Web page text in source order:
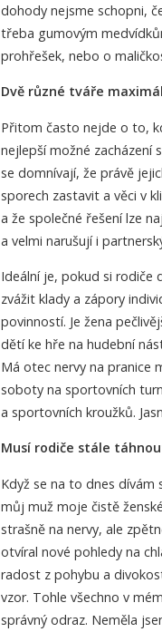
dohody nejsme schopni,
třeba gumovým
prohřešek, nebo o
Dvě různé tváře
Přitom často nejde o to,
nejlepší možné
se domnívají, že právě
sporech zastavit a věci v
a že společné řešení lze
a velmi narušují i
Ideální je, pokud si rodiče
zvážit klady a zápory
povinností. Je žena
dětí ke hře na hudební
Má otec nervy na pranice
soboty na sportovních
a sportovních kroužků.
Musí rodiče stále
Když se na to dnes dívám
můj muž moje čistě
strašně na nervy, ale
otvíral nové pohledy na
radost z pohybu a
vzor. Tohle všechno v
správný odraz. Neměla